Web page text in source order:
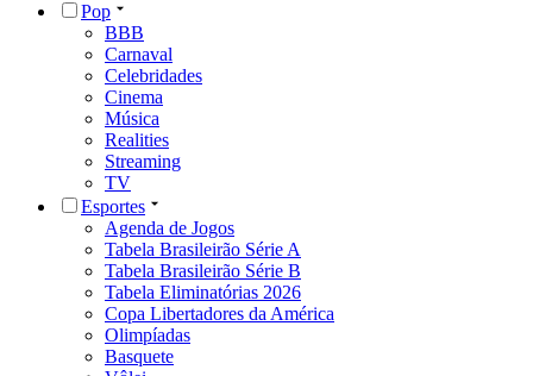
Pop
BBB
Carnaval
Celebridades
Cinema
Música
Realities
Streaming
TV
Esportes
Agenda de Jogos
Tabela Brasileirão Série A
Tabela Brasileirão Série B
Tabela Eliminatórias 2026
Copa Libertadores da América
Olimpíadas
Basquete